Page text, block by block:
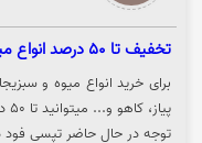
تخفیف تا 50 درصد انواع میوه و سبزیجات از تپسی فود
برای خرید انواع میوه و
توجه در حال حاضر تپسی